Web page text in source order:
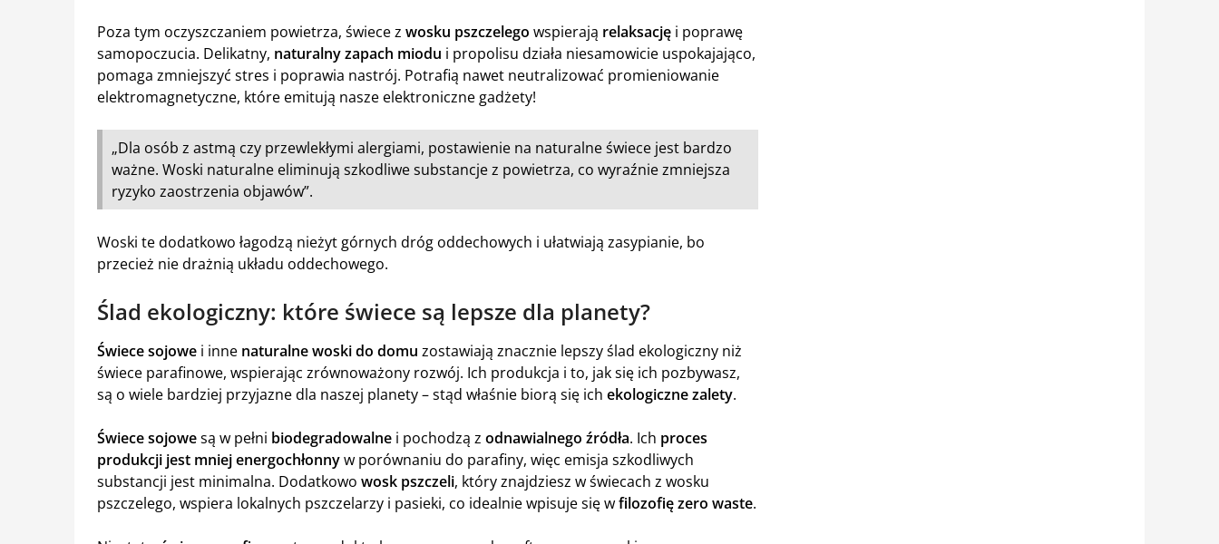
Poza tym oczyszczaniem powietrza, świece z wosku pszczelego wspierają relaksację i poprawę
samopoczucia. Delikatny, naturalny zapach miodu i propolisu działa niesamowicie uspokajająco,
pomaga zmniejszyć stres i poprawia nastrój. Potrafią nawet neutralizować promieniowanie
elektromagnetyczne, które emitują nasze elektroniczne gadżety!
„Dla osób z astmą czy przewlekłymi alergiami, postawienie na naturalne świece jest bardzo
ważne. Woski naturalne eliminują szkodliwe substancje z powietrza, co wyraźnie zmniejsza
ryzyko zaostrzenia objawów”.
Woski te dodatkowo łagodzą nieżyt górnych dróg oddechowych i ułatwiają zasypianie, bo
przecież nie drażnią układu oddechowego.
Ślad ekologiczny: które świece są lepsze dla planety?
Świece sojowe i inne naturalne woski do domu zostawiają znacznie lepszy ślad ekologiczny niż
świece parafinowe, wspierając zrównoważony rozwój. Ich produkcja i to, jak się ich pozbywasz,
są o wiele bardziej przyjazne dla naszej planety – stąd właśnie biorą się ich ekologiczne zalety.
Świece sojowesą w pełni biodegradowalne i pochodzą z odnawialnego źródła. Ich proces
produkcji jest mniej energochłonnyw porównaniu do parafiny, więc emisja szkodliwych
substancji jest minimalna. Dodatkowo wosk pszczeli, który znajdziesz w świecach z wosku
pszczelego, wspiera lokalnych pszczelarzy i pasieki, co idealnie wpisuje się wfilozofię zero waste.